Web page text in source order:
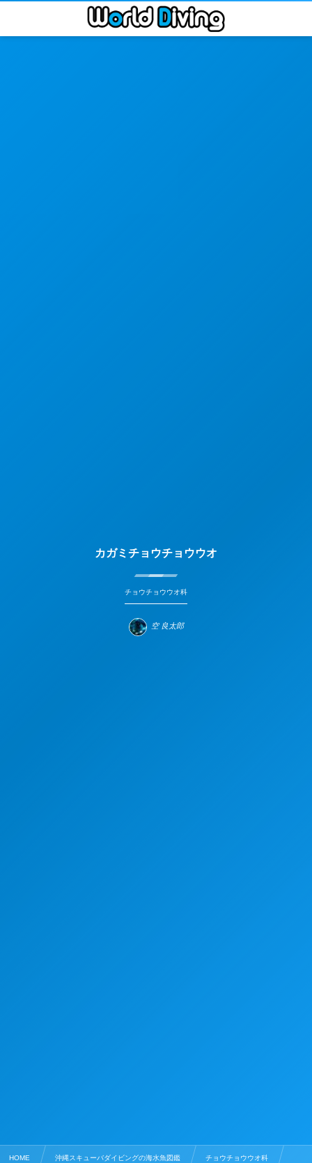
カガミチョウチョウウオ
チョウチョウウオ科
空 良太郎
HOME 沖縄スキューバダイビングの海水魚図鑑 チョウチョウウオ科